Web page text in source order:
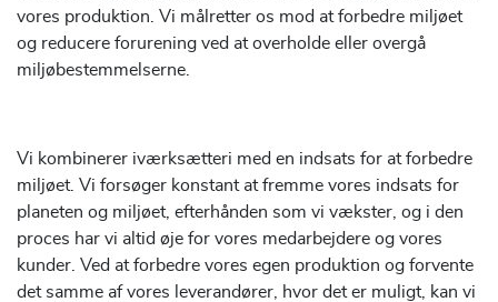
vores produktion. Vi målretter os mod at forbedre miljøet
og reducere forurening ved at overholde eller overgå
miljøbestemmelserne.
Vi kombinerer iværksætteri med en indsats for at forbedre
miljøet. Vi forsøger konstant at fremme vores indsats for
planeten og miljøet, efterhånden som vi vækster, og i den
proces har vi altid øje for vores medarbejdere og vores
kunder. Ved at forbedre vores egen produktion og forvente
det samme af vores leverandører, hvor det er muligt, kan vi